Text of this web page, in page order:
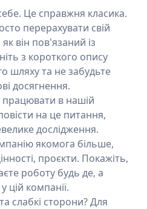
Це справжня класика.
перерахувати свій
він пов'язаний із
з короткого опису
шляху та не забудьте
досягнення.
в нашій
на це питання,
дослідження.
якомога більше,
проєкти. Покажіть,
роботу будь де, а
цій компанії.
слабкі сторони? Для